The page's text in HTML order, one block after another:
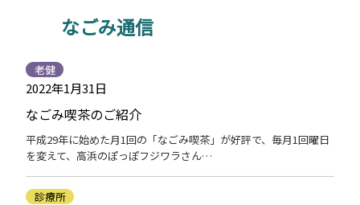
なごみ通信
2022年1月31日
老健
なごみ喫茶のご紹介
平成29年に始めた月1回の「なごみ喫茶」が好評で、毎月1回曜日
を変えて、高浜のぽっぽフジワラさん…
診療所